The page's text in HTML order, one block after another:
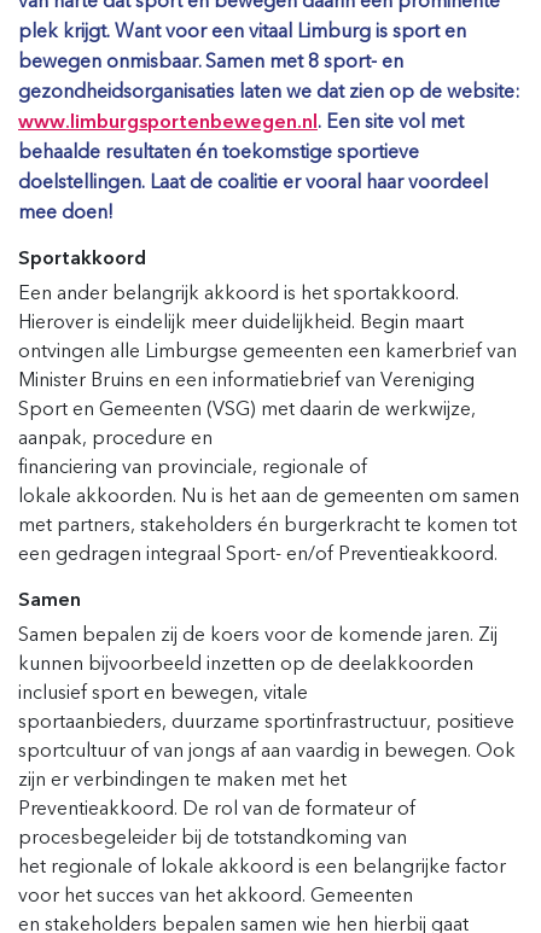
plek krijgt. Want voor een vitaal Limburg is sport en
bewegen onmisbaar. Samen met 8 sport- en
gezondheidsorganisaties laten we dat zien op de website:
www.limburgsportenbewegen.nl. Een site vol met
behaalde resultaten én toekomstige sportieve
doelstellingen. Laat de coalitie er vooral haar voordeel
mee doen!
Sportakkoord
Een ander belangrijk akkoord is het sportakkoord.
Hierover is eindelijk meer duidelijkheid. Begin maart
ontvingen alle Limburgse gemeenten een kamerbrief van
Minister Bruins en een informatiebrief van Vereniging
Sport en Gemeenten (VSG) met daarin de werkwijze,
aanpak, procedure en
financiering van provinciale, regionale of
lokale akkoorden. Nu is het aan de gemeenten om samen
met partners, stakeholders én burgerkracht te komen tot
een gedragen integraal Sport- en/of Preventieakkoord.
Samen
Samen bepalen zij de koers voor de komende jaren. Zij
kunnen bijvoorbeeld inzetten op de deelakkoorden
inclusief sport en bewegen, vitale
sportaanbieders, duurzame sportinfrastructuur, positieve
sportcultuur ofvan jongs af aan vaardig in bewegen. Ook
zijn er verbindingen te maken met het
Preventieakkoord. De rol van de formateur of
procesbegeleider bij de totstandkoming van
het regionale of lokale akkoord is een belangrijke factor
voor het succes van het akkoord. Gemeenten
en stakeholders bepalen samen wie hen hierbij gaat